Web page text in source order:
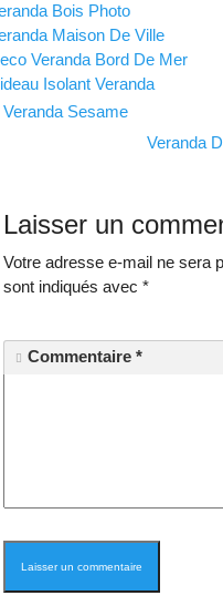
Bois Photo
Maison De Ville
Veranda Bord De Mer
Isolant Veranda
Veranda Sesame
Veranda
Laisser un
Votre adresse e-mail ne sera
sont indiqués avec*
Commentaire*